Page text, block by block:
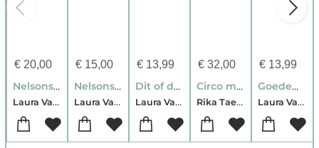
€20,00
Nelsons dansboek
Laura Van Bouchout-Dafne Maes
€15,00
Nelsons Ninjaboek
Laura Van Bouchout-Dieter Truyen
€ 13,99
Dit of dat?
Laura Van Bouchout
€ 32,00
Circo motoriek met kleuters
Rika Taeymans-Laura Van Bouchout
€ 13,99
Goedemorgen/Slaap zacht
Laura Van Bouchout